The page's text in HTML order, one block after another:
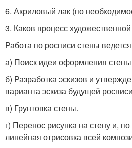
6. Акриловый лак (по
3. Каков процесс
Работа по росписи стены
а) Поиск идеи оформления
б) Разработка эскизов и
варианта эскиза будущей
в) Грунтовка стены.
г) Перенос рисунка на стену и,
линейная отрисовка всей